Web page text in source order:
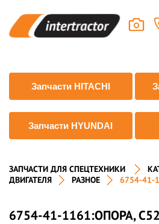
Запчасти HITACHI
Запчасти HYUNDAI
ЗАПЧАСТИ ДЛЯ СПЕЦТЕХНИКИ
ДВИГАТЕЛЯ
РАЗНОЕ 6754-41-
6754-41-1161:ОПОРА,